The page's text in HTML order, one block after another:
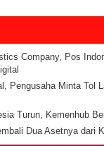
Company, Pos
Pengusaha Minta Tol
Turun, Kemenhub
Dua Asetnya dari